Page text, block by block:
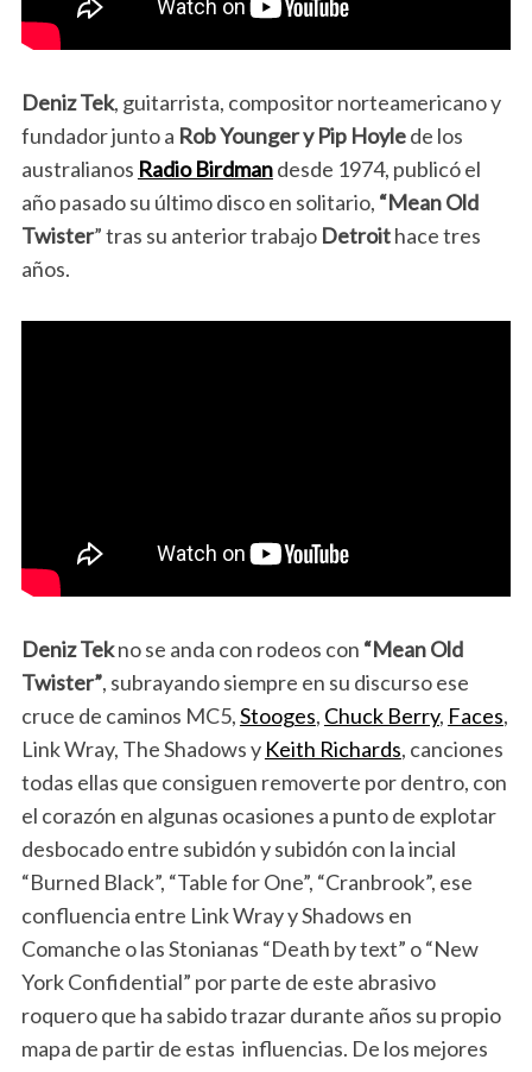
Deniz Tek, guitarrista, compositor norteamericano y
fundador junto a Rob Younger y Pip Hoylede los
australianos Radio Birdmandesde 1974, publicó el
año pasado su último disco en solitario, “Mean Old
Twister” tras su anterior trabajo Detroithace tres
años.
Deniz Tekno se anda con rodeos con “Mean Old
Twister”, subrayando siempre en su discurso ese
cruce de caminos MC5,Stooges, Chuck Berry, Faces,
Link Wray, The Shadows y Keith Richards, canciones
todas ellas que consiguen removerte por dentro, con
el corazón en algunas ocasiones a punto de explotar
desbocado entre subidón y subidón con la incial
“Burned Black”, “Table for One”, “Cranbrook”, ese
confluencia entre Link Wray y Shadows en
Comanche o las Stonianas “Death by text” o “New
York Confidential” por parte de este abrasivo
roquero que ha sabido trazar durante años su propio
mapa de partir de estas influencias. De los mejores